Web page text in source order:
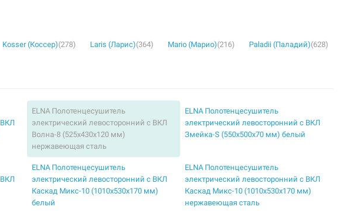
Kosser (Коссер)(278) Laris (Ларис)(364) Mario (Марио)(216) Paladii (Паладий)(628)
ELNA Полотенцесушитель
электрический левосторонний с ВКЛ
Волна-8 (525х430х120 мм)
нержавеющая сталь
ELNA Полотенцесушитель
электрический левосторонний с ВКЛ
Змейка-S (550х500х70 мм) белый
ELNA Полотенцесушитель
электрический левосторонний с ВКЛ
Каскад Микс-10 (1010х530х170 мм)
белый
ELNA Полотенцесушитель
электрический левосторонний с ВКЛ
Каскад Микс-10 (1010х530х170 мм)
нержавеющая сталь